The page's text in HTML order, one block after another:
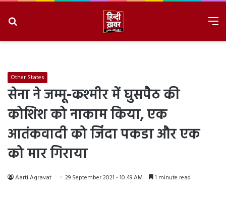
Other States
सेना ने जम्मू-कश्मीर में घुसपैठ की
कोशिश को नाकाम किया, एक
आतंकवादी को जिंदा पकडा और एक
को मार गिराया
Aarti Agravat 29 September 2021 - 10:49 AM 1 minute read